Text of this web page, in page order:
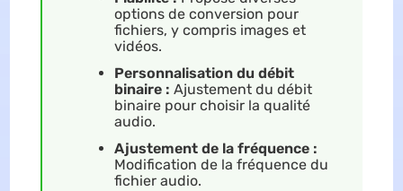
options de conversion pour
fichiers, y compris images et
vidéos.
Personnalisation du débit
binaire : Ajustement du débit
binaire pour choisir la qualité
audio.
Ajustement de la fréquence :
Modification de la fréquence du
fichier audio.